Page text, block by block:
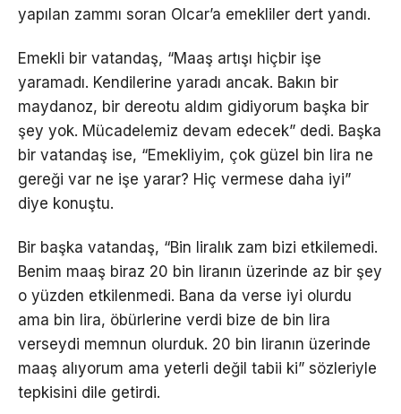
yapılan zammı soran Olcar’a emekliler dert yandı.
Emekli bir vatandaş, “Maaş artışı hiçbir işe
yaramadı. Kendilerine yaradı ancak. Bakın bir
maydanoz, bir dereotu aldım gidiyorum başka bir
şey yok. Mücadelemiz devam edecek” dedi. Başka
bir vatandaş ise, “Emekliyim, çok güzel bin lira ne
gereği var ne işe yarar? Hiç vermese daha iyi”
diye konuştu.
Bir başka vatandaş, “Bin liralık zam bizi etkilemedi.
Benim maaş biraz 20 bin liranın üzerinde az bir şey
o yüzden etkilenmedi. Bana da verse iyi olurdu
ama bin lira, öbürlerine verdi bize de bin lira
verseydi memnun olurduk. 20 bin liranın üzerinde
maaş alıyorum ama yeterli değil tabii ki” sözleriyle
tepkisini dile getirdi.